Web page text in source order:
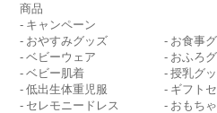
商品
キャンペーン
おやすみグッズ
ベビーウェア
ベビー肌着
低出生体重児服
セレモニードレス
お食事
おふろ
授乳グ
ギフト
おもちゃ